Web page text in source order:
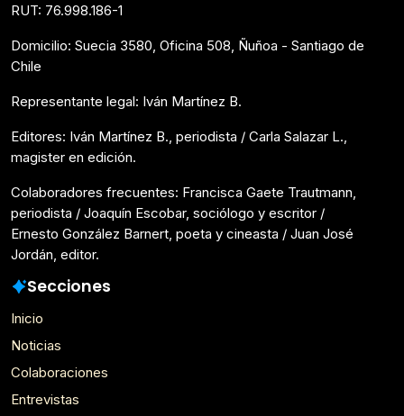
RUT: 76.998.186-1
Domicilio: Suecia 3580, Oficina 508, Ñuñoa - Santiago de
Chile
Representante legal: Iván Martínez B.
Editores: Iván Martínez B., periodista / Carla Salazar L.,
magister en edición.
Colaboradores frecuentes: Francisca Gaete Trautmann,
periodista / Joaquín Escobar, sociólogo y escritor /
Ernesto González Barnert, poeta y cineasta / Juan José
Jordán, editor.
Secciones
Inicio
Noticias
Colaboraciones
Entrevistas